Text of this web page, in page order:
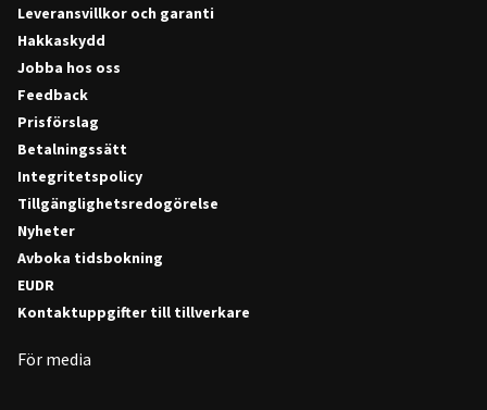
Leveransvillkor och garanti
Hakkaskydd
Jobba hos oss
Feedback
Prisförslag
Betalningssätt
Integritetspolicy
Tillgänglighetsredogörelse
Nyheter
Avboka tidsbokning
EUDR
Kontaktuppgifter till tillverkare
För media